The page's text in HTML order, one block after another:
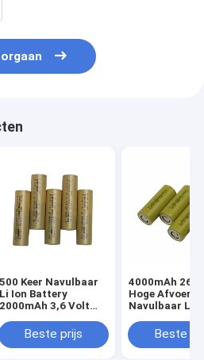
500 Keer Navulbaar
Li Ion Battery
2000mAh 3,6 Volt
Beste prijs
4000mAh
Hoge
Navulbaar Li
3.6v
Beste